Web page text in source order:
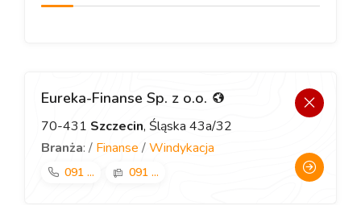
Eureka-Finanse Sp. z o.o.
70-431 Szczecin, Śląska 43a/32
Branża: / Finanse /Windykacja
091 ... 091 ...